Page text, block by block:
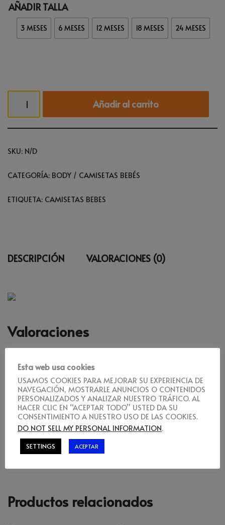
AÑADIR TALLA
3 MESES 6 MESES 12 MESES 18 MESES 24 MESES
Añadir al carrito
SKU: N/D
CATEGORÍA: BODY / CAMISETAS BEBÉS
ETIQUETA: CAMISETAS BEBES
DESCRIPCIÓN VALORACIONES (0)
Valoraciones
NO HAY VALORACIONES AÚN.
Sé el primero en valorar “Goku Bebé II”
DEBESACCEDERPARA PUBLICAR UNA VALORACIÓN.
Productos relacionados
Esta web usa cookies
USAMOS COOKIES PARA MEJORAR SU EXPERIENCIA DE
NAVEGACIÓN, MOSTRARLE ANUNCIOS O CONTENIDOS
PERSONALIZADOS Y ANALIZAR NUESTRO TRÁFICO. AL
HACER CLIC EN “ACEPTAR TODO” USTED DA SU
CONSENTIMIENTO A NUESTRO USO DE LAS COOKIES.
DO NOT SELL MY PERSONAL INFORMATION.
SETTINGS ACEPTAR